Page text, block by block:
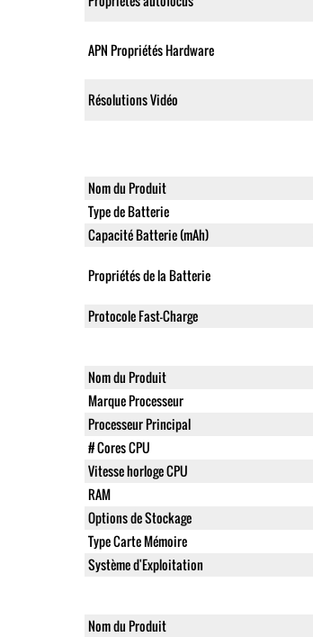
APN Propriétés Hardware
Résolutions Vidéo
Nom du Produit
Type de Batterie
Capacité Batterie (mAh)
Propriétés de la Batterie
Protocole Fast-Charge
Nom du Produit
Marque Processeur
Processeur Principal
# Cores CPU
Vitesse horloge CPU
RAM
Options de Stockage
Type Carte Mémoire
Système d'Exploitation
Nom du Produit